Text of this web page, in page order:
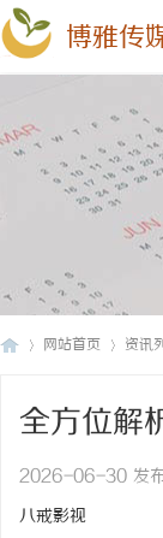
博雅传
网站首页 资讯
全方位解
2026-06-30 发布
八戒影视